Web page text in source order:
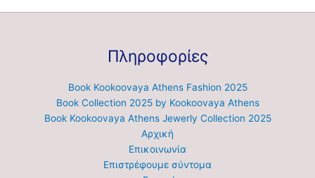
Πληροφορίες
Book Kookoovaya Athens Fashion 2025
Book Collection 2025 by Kookoovaya Athens
Book Kookoovaya Athens Jewerly Collection 2025
Αρχική
Επικοινωνία
Επιστρέφουμε σύντομα